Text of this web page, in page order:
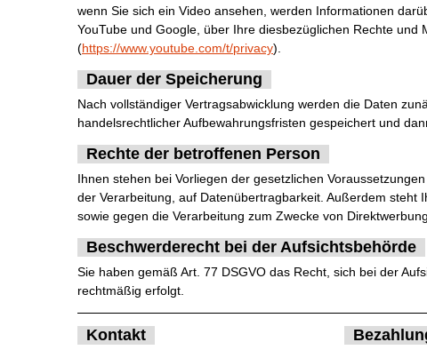
wenn Sie sich ein Video ansehen, werden Informationen
YouTube und Google, über Ihre diesbezüglichen Rechte
(https://www.youtube.com/t/privacy).
Dauer der Speicherung
Nach vollständiger Vertragsabwicklung werden die Daten
handelsrechtlicher Aufbewahrungsfristen gespeichert und
Rechte der betroffenen Person
Ihnen stehen bei Vorliegen der gesetzlichen
der Verarbeitung, auf Datenübertragbarkeit. Außerdem steht
sowie gegen die Verarbeitung zum Zwecke von
Beschwerderecht bei der Aufsichtsbehörde
Sie haben gemäß Art. 77 DSGVO das Recht, sich bei der
rechtmäßig erfolgt.
Kontakt